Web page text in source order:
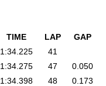
TIME LAP
GAP
1:34.225
41
1:34.275 47
0.050
1:34.398 48
0.173